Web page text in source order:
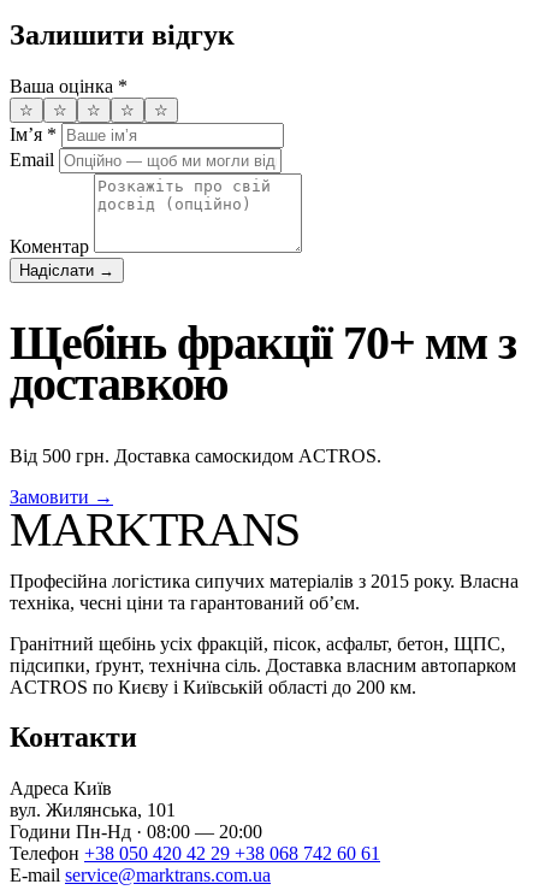
Залишити відгук
Ваша оцінка *
☆ ☆ ☆ ☆ ☆
Імʼя *
Email
Коментар
Надіслати →
Щебінь фракції 70+ мм з
доставкою
Від 500 грн. Доставка самоскидом ACTROS.
Замовити →
MARKTRANS
Професійна логістика сипучих матеріалів з 2015 року. Власна
техніка, чесні ціни та гарантований об’єм.
Гранітний щебінь усіх фракцій, пісок, асфальт, бетон, ЩПС,
підсипки, ґрунт, технічна сіль. Доставка власним автопарком
ACTROS по Києву і Київській області до 200 км.
Контакти
Адреса Київ
вул. Жилянська, 101
Години Пн-Нд · 08:00 — 20:00
Телефон +38 050 420 42 29 +38 068 742 60 61
E-mail service@marktrans.com.ua